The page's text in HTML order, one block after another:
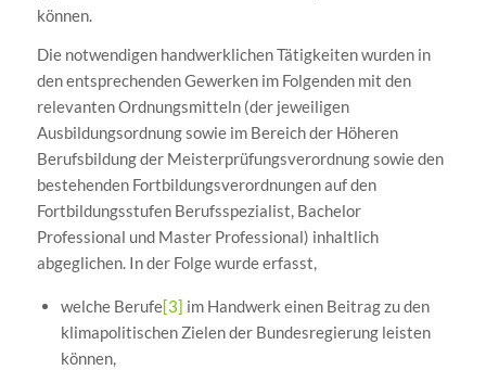
können.
Die notwendigen handwerklichen Tätigkeiten wurden in
den entsprechenden Gewerken im Folgenden mit den
relevanten Ordnungsmitteln (der jeweiligen
Ausbildungsordnung sowie im Bereich der Höheren
Berufsbildung der Meisterprüfungsverordnung sowie den
bestehenden Fortbildungsverordnungen auf den
Fortbildungsstufen Berufsspezialist, Bachelor
Professional und Master Professional) inhaltlich
abgeglichen. In der Folge wurde erfasst,
welche Berufe[3] im Handwerk einen Beitrag zu den
klimapolitischen Zielen der Bundesregierung leisten
können,